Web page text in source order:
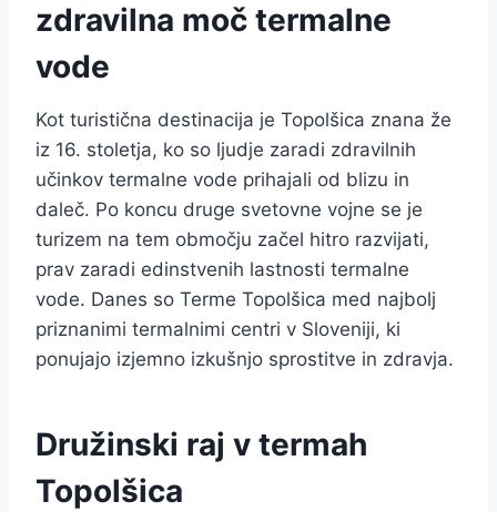
zdravilna moč termalne
vode
Kot turistična destinacija je Topolšica znana že
iz 16. stoletja, ko so ljudje zaradi zdravilnih
učinkov termalne vode prihajali od blizu in
daleč. Po koncu druge svetovne vojne se je
turizem na tem območju začel hitro razvijati,
prav zaradi edinstvenih lastnosti termalne
vode. Danes so Terme Topolšica med najbolj
priznanimi termalnimi centri v Sloveniji, ki
ponujajo izjemno izkušnjo sprostitve in zdravja.
Družinski raj v termah
Topolšica